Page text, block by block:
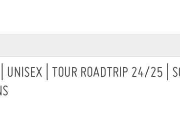
| UNISEX | TOUR ROADTRIP 24/25 |